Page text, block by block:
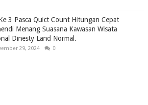
3 Pasca Quict Count Hitungan Cepat
Menang Suasana Kawasan Wisata
Dinesty Land Normal.
29, 2024 0